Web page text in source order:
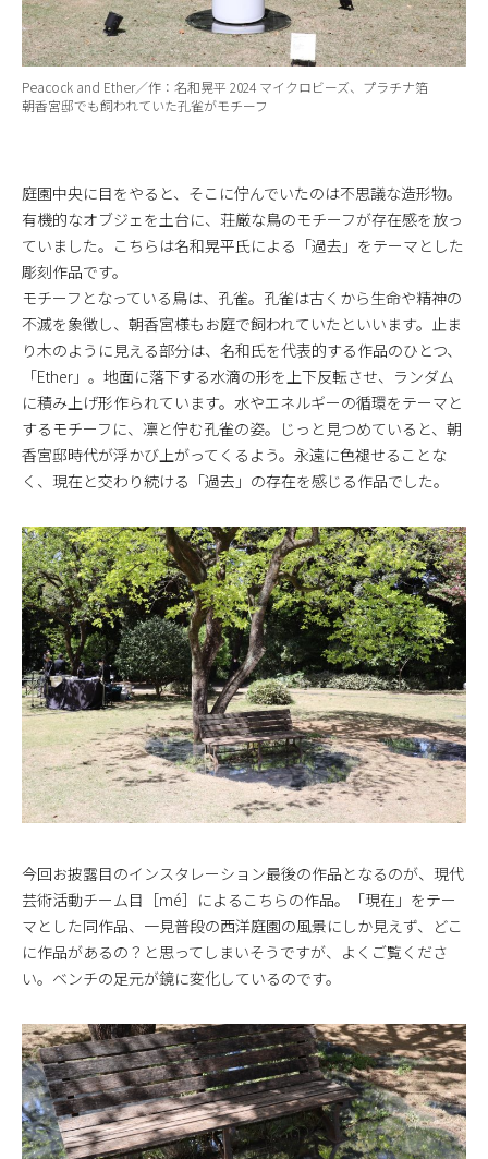
Peacock and Ether／作：名和晃平 2024 マイクロビーズ、プラチナ箔
朝香宮邸でも飼われていた孔雀がモチーフ
庭園中央に目をやると、そこに佇んでいたのは不思議な造形物。
有機的なオブジェを土台に、荘厳な鳥のモチーフが存在感を放っ
ていました。こちらは名和晃平氏による「過去」をテーマとした
彫刻作品です。
モチーフとなっている鳥は、孔雀。孔雀は古くから生命や精神の
不滅を象徴し、朝香宮様もお庭で飼われていたといいます。止ま
り木のように見える部分は、名和氏を代表的する作品のひとつ、
「Ether」。地面に落下する水滴の形を上下反転させ、ランダム
に積み上げ形作られています。水やエネルギーの循環をテーマと
するモチーフに、凛と佇む孔雀の姿。じっと見つめていると、朝
香宮邸時代が浮かび上がってくるよう。永遠に色褪せることな
く、現在と交わり続ける「過去」の存在を感じる作品でした。
今回お披露目のインスタレーション最後の作品となるのが、現代
芸術活動チーム目［mé］によるこちらの作品。「現在」をテー
マとした同作品、一見普段の西洋庭園の風景にしか見えず、どこ
に作品があるの？と思ってしまいそうですが、よくご覧くださ
い。ベンチの足元が鏡に変化しているのです。